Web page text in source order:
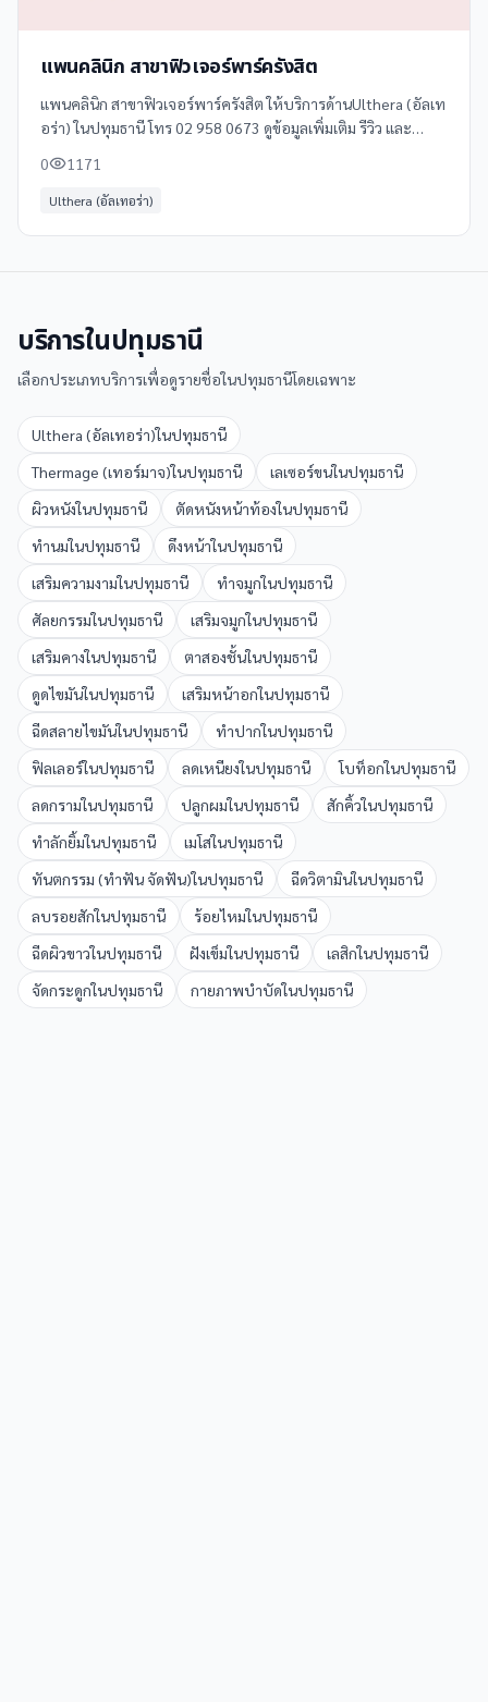
แพนคลินิก สาขาฟิวเจอร์พาร์ครังสิต
แพนคลินิก สาขาฟิวเจอร์พาร์ครังสิต ให้บริการด้านUlthera (อัลเท
อร่า) ในปทุมธานี โทร 02 958 0673 ดูข้อมูลเพิ่มเติม รีวิว และ
0 1171
Ulthera (อัลเทอร่า)
บริการในปทุมธานี
เลือกประเภทบริการเพื่อดูรายชื่อในปทุมธานีโดยเฉพาะ
Ulthera (อัลเทอร่า)ในปทุมธานี
Thermage (เทอร์มาจ)ในปทุมธานี เลเซอร์ขนในปทุมธานี
ผิวหนังในปทุมธานี ตัดหนังหน้าท้องในปทุมธานี
ทำนมในปทุมธานี ดึงหน้าในปทุมธานี
เสริมความงามในปทุมธานี ทำจมูกในปทุมธานี
ศัลยกรรมในปทุมธานี เสริมจมูกในปทุมธานี
เสริมคางในปทุมธานี ตาสองชั้นในปทุมธานี
ดูดไขมันในปทุมธานี เสริมหน้าอกในปทุมธานี
ฉีดสลายไขมันในปทุมธานี ทำปากในปทุมธานี
ฟิลเลอร์ในปทุมธานี ลดเหนียงในปทุมธานี โบท็อกในปทุมธานี
ลดกรามในปทุมธานี ปลูกผมในปทุมธานี สักคิ้วในปทุมธานี
ทำลักยิ้มในปทุมธานี เมโสในปทุมธานี
ทันตกรรม (ทำฟัน จัดฟัน)ในปทุมธานี ฉีดวิตามินในปทุมธานี
ลบรอยสักในปทุมธานี ร้อยไหมในปทุมธานี
ฉีดผิวขาวในปทุมธานี ฝังเข็มในปทุมธานี เลสิกในปทุมธานี
จัดกระดูกในปทุมธานี กายภาพบำบัดในปทุมธานี